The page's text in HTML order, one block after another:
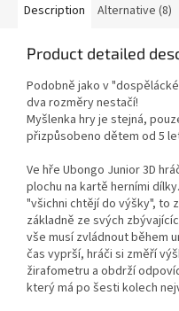
Description Alternative (8)
Product detailed
Podobně jako v
dva rozměry nestačí!
Myšlenka hry je stejná,
přizpůsobeno dětem od 5
Ve hře Ubongo Junior 3D
plochu na kartě herními
"všichni chtějí do výšky", to
základně ze svých
vše musí zvládnout během
čas vyprší, hráči si změří
žirafometru a obdrží
který má po šesti kolech